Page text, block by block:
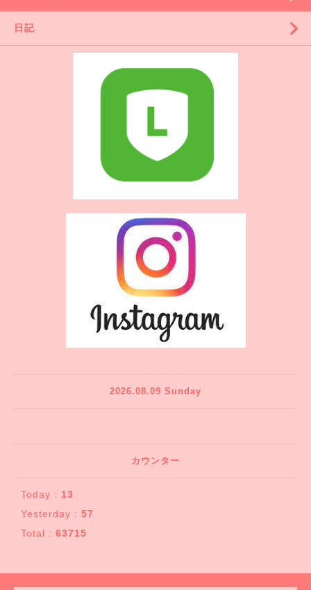
日記
2026.08.09 Sunday
カウンター
Today : 13
Yesterday : 57
Total : 63715